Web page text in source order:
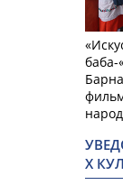
баба-
Х